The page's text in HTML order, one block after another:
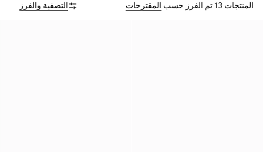
المنتجات 13 تم الفرز حسب المقترحات التصفية والفرز